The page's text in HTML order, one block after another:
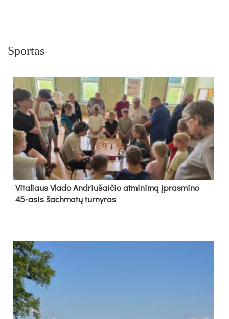
Sportas
Vi­ta­liaus Vla­do And­riu­šai­čio at­mi­ni­mą įpras­mi­no
45-asis šach­ma­tų tur­ny­ras